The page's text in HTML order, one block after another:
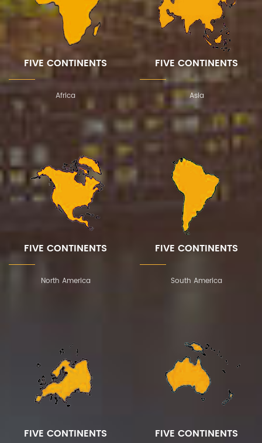
FIVE CONTINENTS
Africa
FIVE CONTINENTS
Asia
FIVE CONTINENTS
North America
FIVE CONTINENTS
South America
FIVE CONTINENTS FIVE CONTINENTS